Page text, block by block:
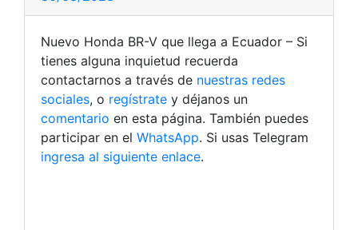
Nuevo Honda BR-V que llega a Ecuador – Si
tienes alguna inquietud recuerda
contactarnos a través de nuestras redes
sociales, o regístrate y déjanos un
comentario en esta página. También puedes
participar en el WhatsApp. Si usas Telegram
ingresa al siguiente enlace.